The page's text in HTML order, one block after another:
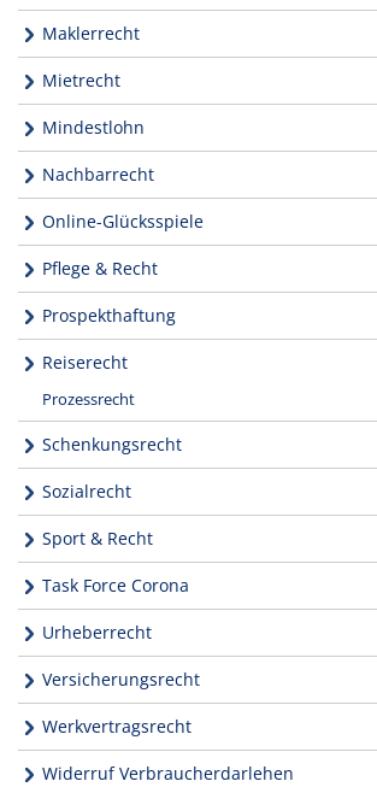
Maklerrecht
Mietrecht
Mindestlohn
Nachbarrecht
Online-Glücksspiele
Pflege & Recht
Prospekthaftung
Reiserecht
Prozessrecht
Schenkungsrecht
Sozialrecht
Sport & Recht
Task Force Corona
Urheberrecht
Versicherungsrecht
Werkvertragsrecht
Widerruf Verbraucherdarlehen